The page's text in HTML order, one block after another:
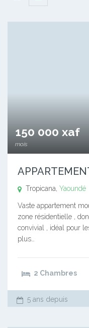
150 000 xaf
mois
Tropicana, Yaoundé
Vaste appartement
zone résidentielle ,
convivial , idéal pour
plus…
2 Chambres
5 ans depuis